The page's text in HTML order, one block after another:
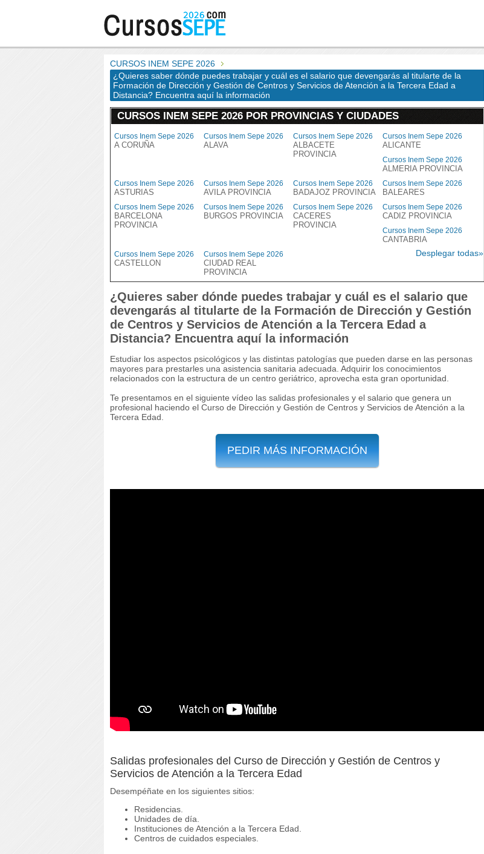
CURSOS INEM SEPE 2026
¿Quieres saber dónde puedes trabajar y cuál es el salario que devengarás al titularte de la
Formación de Dirección y Gestión de Centros y Servicios de Atención a la Tercera Edad a
Distancia? Encuentra aquí la información
CURSOS INEM SEPE 2026 POR PROVINCIAS Y CIUDADES
Cursos Inem Sepe 2026
A CORUÑA
Cursos Inem Sepe 2026
ALAVA
Cursos Inem Sepe 2026
ALBACETE
PROVINCIA
Cursos Inem Sepe 2026
ALICANTE
Cursos Inem Sepe 2026
ALMERIA PROVINCIA
Cursos Inem Sepe 2026
ASTURIAS
Cursos Inem Sepe 2026
AVILA PROVINCIA
Cursos Inem Sepe 2026
BADAJOZ PROVINCIA
Cursos Inem Sepe 2026
BALEARES
Cursos Inem Sepe 2026
BARCELONA
PROVINCIA
Cursos Inem Sepe 2026
BURGOS PROVINCIA
Cursos Inem Sepe 2026
CACERES
PROVINCIA
Cursos Inem Sepe 2026
CADIZ PROVINCIA
Cursos Inem Sepe 2026
CANTABRIA
Cursos Inem Sepe 2026
CASTELLON
Cursos Inem Sepe 2026
CIUDAD REAL
PROVINCIA
Desplegar todas»
¿Quieres saber dónde puedes trabajar y cuál es el salario que
devengarás al titularte de la Formación de Dirección y Gestión
de Centros y Servicios de Atención a la Tercera Edad a
Distancia? Encuentra aquí la información
Estudiar los aspectos psicológicos y las distintas patologías que pueden darse en las personas
mayores para prestarles una asistencia sanitaria adecuada. Adquirir los conocimientos
relacionados con la estructura de un centro geriátrico, aprovecha esta gran oportunidad.
Te presentamos en el siguiente vídeo las salidas profesionales y el salario que genera un
profesional haciendo el Curso de Dirección y Gestión de Centros y Servicios de Atención a la
Tercera Edad.
PEDIR MÁS INFORMACIÓN
Salidas profesionales del Curso de Dirección y Gestión de Centros y
Servicios de Atención a la Tercera Edad
Desempéñate en los siguientes sitios:
Residencias.
Unidades de día.
Instituciones de Atención a la Tercera Edad.
Centros de cuidados especiales.